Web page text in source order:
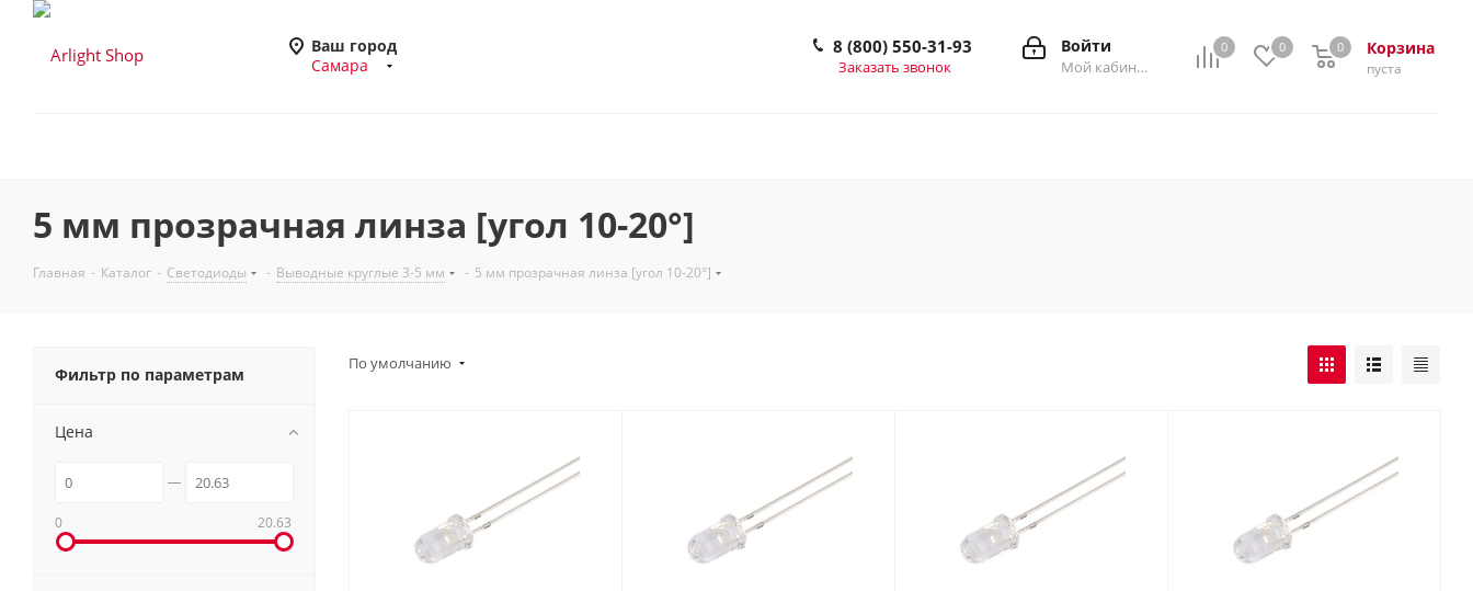
Ваш город
Самара
0 0 Корзина
0
пуста
0
Войти
Мой кабинет
8 (800) 550-31-93
Заказать звонок
5 мм прозрачная линза [угол 10-20°]
Главная - Каталог - Светодиоды - Выводные круглые 3-5 мм - 5 мм прозрачная линза [угол 10-20°]
По умолчанию
Фильтр по параметрам
Цена
0 20.63